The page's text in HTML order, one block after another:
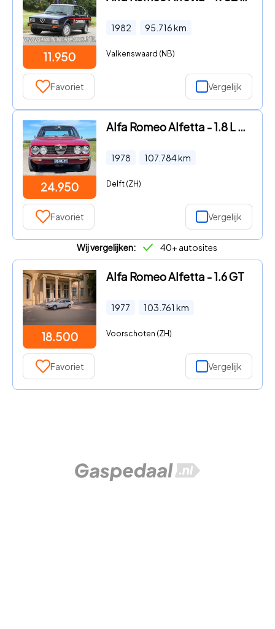
11.950
1982 95.716km
Valkenswaard (NB)
Favoriet Vergelijk
24.950
Alfa Romeo Alfetta - 1.8 L Origineel Nederlands, In zeer goede staat, rijdt heerl
1978 107.784km
Delft (ZH)
Favoriet Vergelijk
Wij vergelijken: 40+ autosites
18.500
Alfa Romeo Alfetta - 1.6 GT
1977 103.761 km
Voorschoten (ZH)
Favoriet Vergelijk